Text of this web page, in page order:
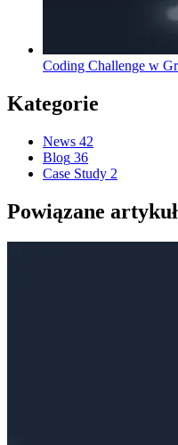
Coding Challenge w
Kategorie
News 42
Blog 36
Case Study 2
Powiązane